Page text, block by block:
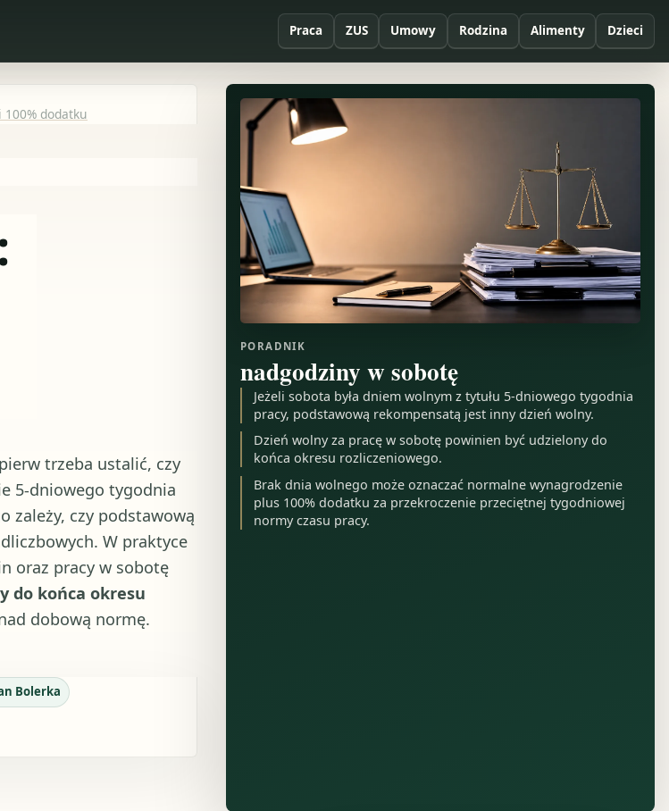
Praca ZUS Umowy Rodzina Alimenty Dzieci
100% dodatku
trzeba ustalić, czy
5-dniowego tygodnia
zależy, czy podstawową
W praktyce
oraz pracy w sobotę
do końca okresu
dobową normę.
Bolerka
PORADNIK
nadgodziny w sobotę
Jeżeli sobota była dniem wolnym z tytułu 5-dniowego tygodnia
pracy, podstawową rekompensatą jest inny dzień wolny.
Dzień wolny za pracę w sobotę powinien być udzielony do
końca okresu rozliczeniowego.
Brak dnia wolnego może oznaczać normalne wynagrodzenie
plus 100% dodatku za przekroczenie przeciętnej tygodniowej
normy czasu pracy.